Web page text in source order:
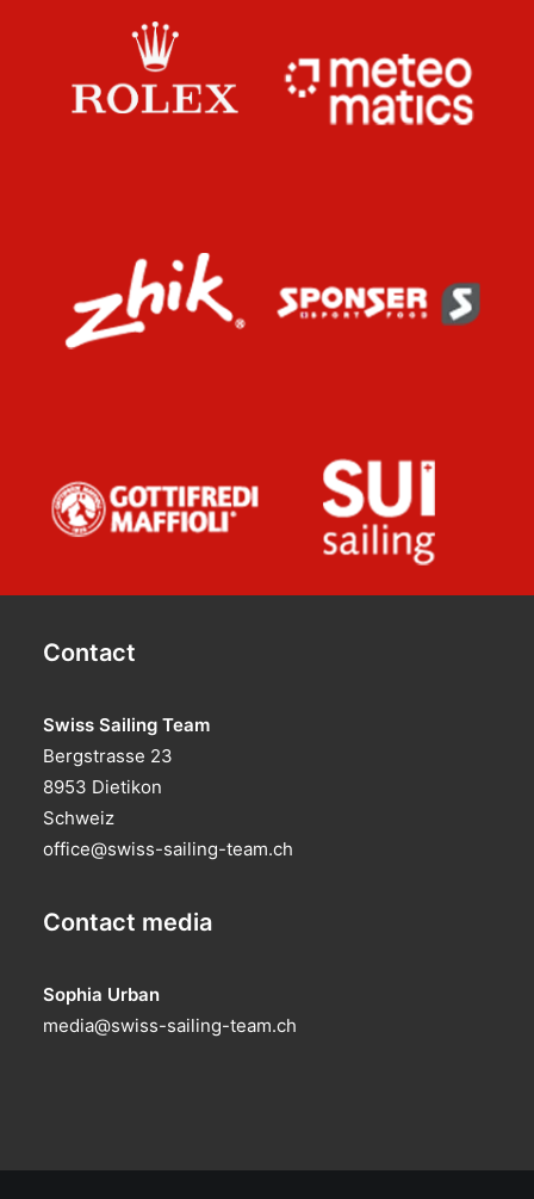
Contact
Swiss Sailing Team
Bergstrasse 23
8953 Dietikon
Schweiz
office@swiss-sailing-team.ch
Contact media
Sophia Urban
media@swiss-sailing-team.ch